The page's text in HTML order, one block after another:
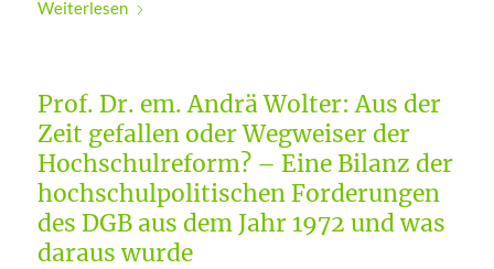
Weiterlesen
Prof. Dr. em. Andrä Wolter: Aus der
Zeit gefallen oder Wegweiser der
Hochschulreform? – Eine Bilanz der
hochschulpolitischen Forderungen
des DGB aus dem Jahr 1972 und was
daraus wurde